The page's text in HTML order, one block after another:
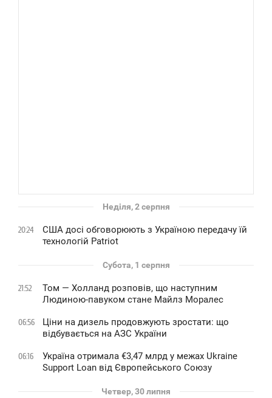
Неділя, 2 серпня
20:24
США досі обговорюють з Україною передачу їй
технологій Patriot
Субота, 1 серпня
21:52
Том — Холланд розповів, що наступним
Людиною-павуком стане Майлз Моралес
06:56
Ціни на дизель продовжують зростати: що
відбувається на АЗС України
06:16
Україна отримала €3,47 млрд у межах Ukraine
Support Loan від Європейського Союзу
Четвер, 30 липня